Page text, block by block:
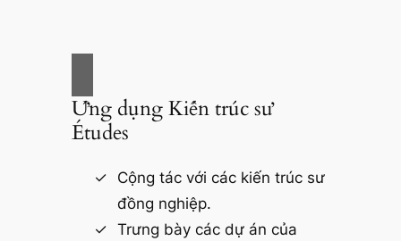
Ứng dụng Kiến trúc sư
Études
Cộng tác với các kiến trúc sư
đồng nghiệp.
Trưng bày các dự án của